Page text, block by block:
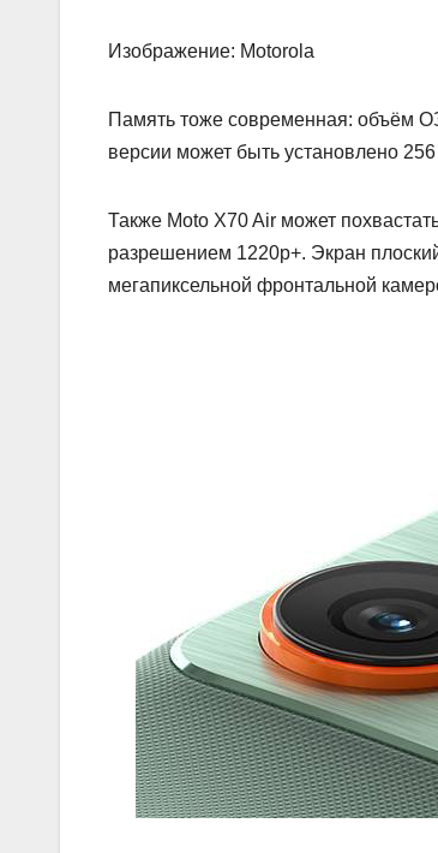
Изображение: Motorola
Память тоже современная: объём
версии может быть установлено
Также Moto X70 Air может
разрешением 1220p+. Экран
мегапиксельной фронтальной